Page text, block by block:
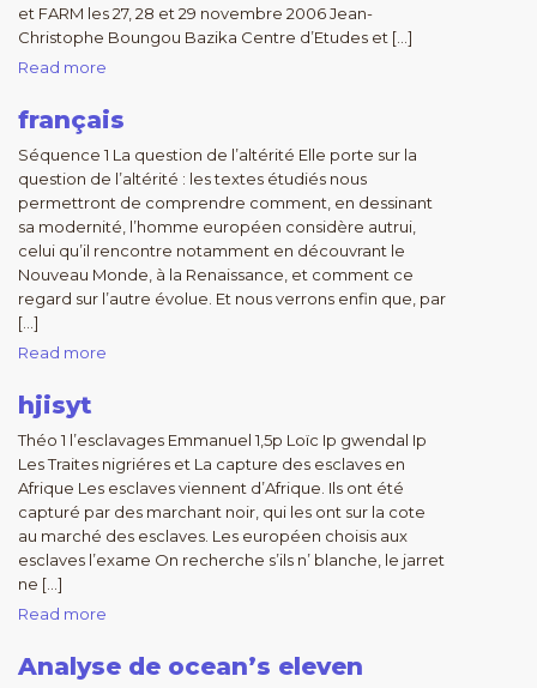
et FARM les 27, 28 et 29 novembre 2006 Jean-
Christophe Boungou Bazika Centre d’Etudes et […]
Read more
français
Séquence 1 La question de l’altérité Elle porte sur la
question de l’altérité : les textes étudiés nous
permettront de comprendre comment, en dessinant
sa modernité, l’homme européen considère autrui,
celui qu’il rencontre notamment en découvrant le
Nouveau Monde, à la Renaissance, et comment ce
regard sur l’autre évolue. Et nous verrons enfin que, par
[…]
Read more
hjisyt
Théo 1 l’esclavages Emmanuel 1,5p Loïc Ip gwendal Ip
Les Traites nigriéres et La capture des esclaves en
Afrique Les esclaves viennent d’Afrique. Ils ont été
capturé par des marchant noir, qui les ont sur la cote
au marché des esclaves. Les européen choisis aux
esclaves l’exame On recherche s’ils n’ blanche, le jarret
ne […]
Read more
Analyse de ocean’s eleven